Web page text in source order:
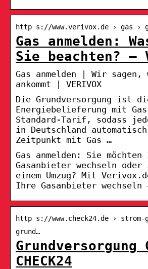
http s://www.verivox.de › gas ›
Gas anmelden:
Sie beachten? –
Gas anmelden | Wir sagen,
ankommt | VERIVOX
Die Grundversorgung ist
Energiebelieferung mit
Standard-Tarif, sodass
in Deutschland
Zeitpunkt mit Gas …
Gas anmelden: Sie möchten
Gasanbieter wechseln oder
einem Umzug? Mit
Ihre Gasanbieter wechseln
http s://www.check24.de › strom-
grund…
Grundversorgung
CHECK24